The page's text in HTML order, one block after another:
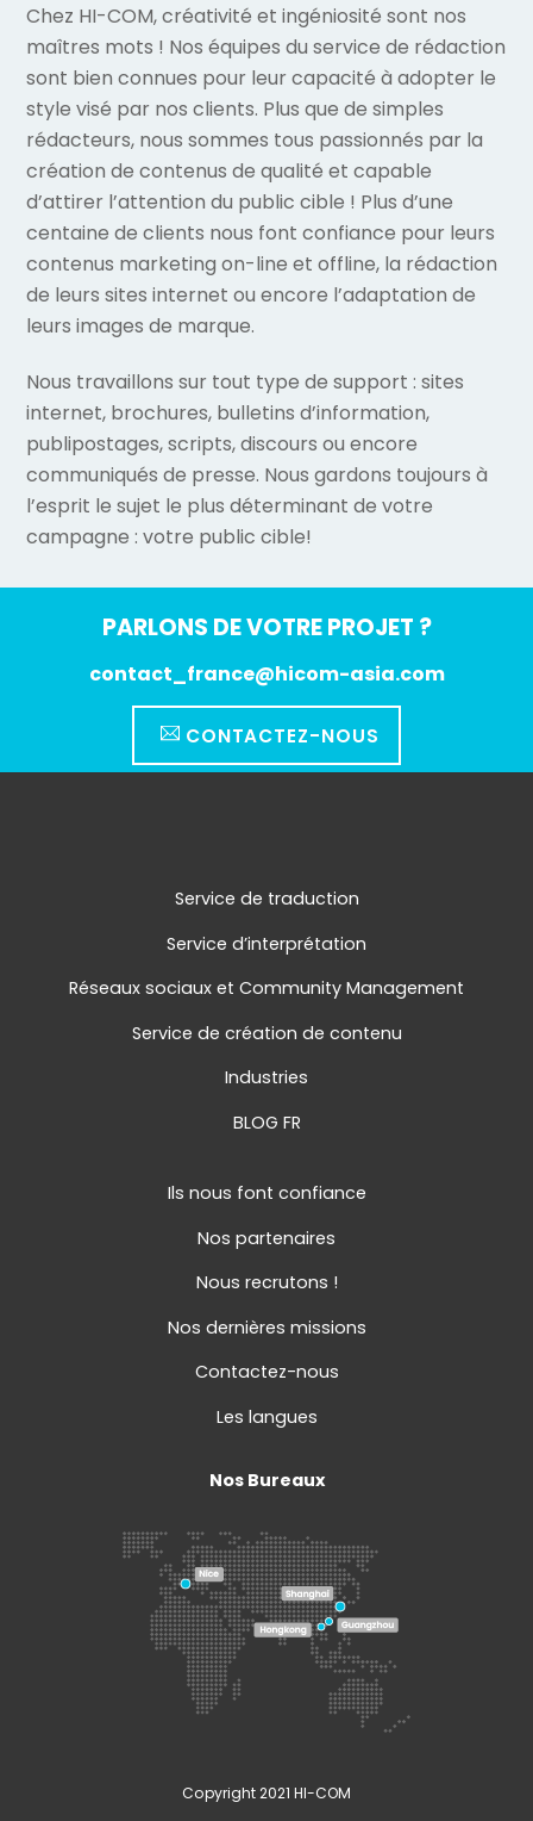
Chez HI-COM, créativité et ingéniosité sont nos
maîtres mots ! Nos équipes du service de rédaction
sont bien connues pour leur capacité à adopter le
style visé par nos clients. Plus que de simples
rédacteurs, nous sommes tous passionnés par la
création de contenus de qualité et capable
d’attirer l’attention du public cible ! Plus d’une
centaine de clients nous font confiance pour leurs
contenus marketing on-line et offline, la rédaction
de leurs sites internet ou encore l’adaptation de
leurs images de marque.
Nous travaillons sur tout type de support : sites
internet, brochures, bulletins d’information,
publipostages, scripts, discours ou encore
communiqués de presse. Nous gardons toujours à
l’esprit le sujet le plus déterminant de votre
campagne : votre public cible!
PARLONS DE VOTRE PROJET ?
contact_france@hicom-asia.com
CONTACTEZ-NOUS
Service de traduction
Service d’interprétation
Réseaux sociaux et Community Management
Service de création de contenu
Industries
BLOG FR
Ils nous font confiance
Nos partenaires
Nous recrutons !
Nos dernières missions
Contactez-nous
Les langues
Nos Bureaux
Copyright 2021 HI-COM